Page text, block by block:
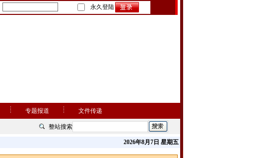
永久登陆
专题报道 文件传递
整站搜索
2026年8月7日 星期五